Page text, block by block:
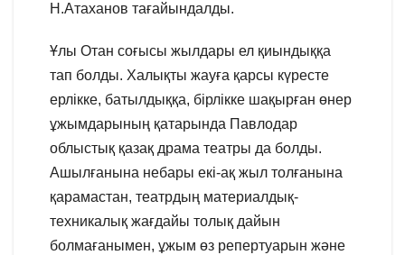
Н.Атаханов тағайындалды.
Ұлы Отан соғысы жылдары ел қиындыққа
тап болды. Халықты жауға қарсы күресте
ерлікке, батылдыққа, бірлікке шақырған өнер
ұжымдарының қатарында Павлодар
облыстық қазақ драма театры да болды.
Ашылғанына небары екі-ақ жыл толғанына
қарамастан, театрдың материалдық-
техникалық жағдайы толық дайын
болмағанымен, ұжым өз репертуарын және